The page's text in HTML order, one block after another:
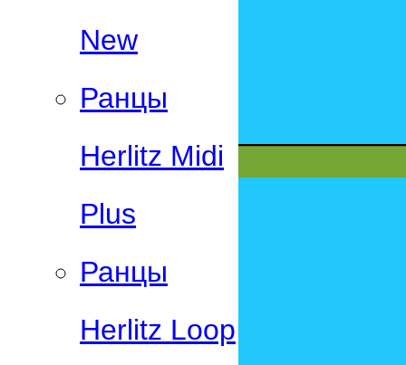
New
Ранцы
Herlitz Midi
Plus
Ранцы
Herlitz Loop